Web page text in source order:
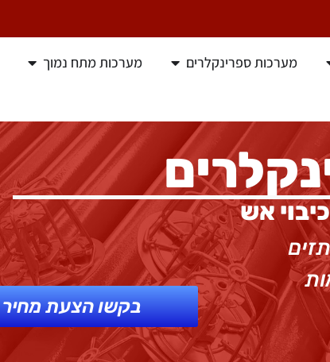
מערכות ספרינקלרים מערכות מתח נמוך
אש
בקשו הצעת מחיר